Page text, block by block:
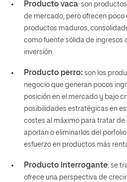
Producto vaca: son
de mercado, pero ofrecen poco
productos maduros,
como fuente sólida de ingresos
inversión.
Producto perro: son los
negocio que generan pocos
posición en el mercado y bajo
posibilidades estratégicas en
costes al máximo para tratar de
aportan o eliminarlos del
esfuerzo en productos más
Producto interrogante: se
ofrece una perspectiva de